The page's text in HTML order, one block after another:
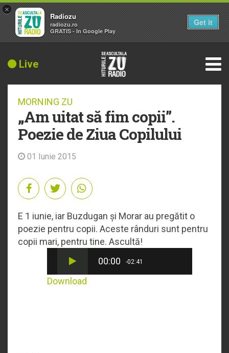
Live
MORNING ZU
„Am uitat să fim copii”.
Poezie de Ziua Copilului
01 Iunie 2015
E 1 iunie, iar Buzdugan și Morar au pregătit o
poezie pentru copii. Aceste rânduri sunt pentru
copii mari, pentru tine. Ascultă!
00:00
-02:41
Download
×
Radiozu
radiozu.ro
GRATIS - In Google Play
Get it